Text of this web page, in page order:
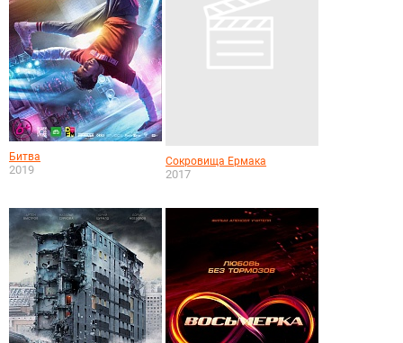
Битва
2019
Сокровища Ермака
2017